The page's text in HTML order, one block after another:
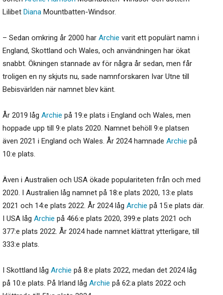
Lilibet Diana Mountbatten-Windsor.
– Sedan omkring år 2000 har Archie varit ett populärt namn i
England, Skottland och Wales, och användningen har ökat
snabbt. Ökningen stannade av för några år sedan, men får
troligen en ny skjuts nu, sade namnforskaren Ivar Utne till
Bebisvärlden när namnet blev känt.
År 2019 låg Archie på 19:e plats i England och Wales, men
hoppade upp till 9:e plats 2020. Namnet behöll 9:e platsen
även 2021 i England och Wales. År 2024 hamnade Archie på
10:e plats.
Även i Australien och USA ökade populariteten från och med
2020. I Australien låg namnet på 18:e plats 2020, 13:e plats
2021 och 14:e plats 2022. År 2024 låg Archie på 15:e plats där.
I USA låg Archie på 466:e plats 2020, 399:e plats 2021 och
377:e plats 2022. År 2024 hade namnet klättrat ytterligare, till
333:e plats.
I Skottland låg Archie på 8:e plats 2022, medan det 2024 låg
på 10:e plats. På Irland låg Archie på 62:a plats 2022 och